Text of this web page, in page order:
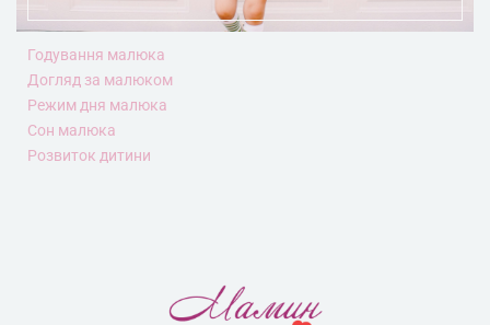
Годування малюка
Догляд за малюком
Режим дня малюка
Сон малюка
Розвиток дитини